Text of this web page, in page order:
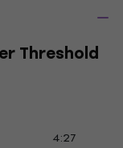
Threshold
4:27